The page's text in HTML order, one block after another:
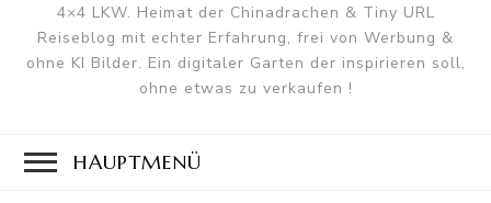
4×4 LKW. Heimat der Chinadrachen & Tiny URL
Reiseblog mit echter Erfahrung, frei von Werbung &
ohne KI Bilder. Ein digitaler Garten der inspirieren soll,
ohne etwas zu verkaufen !
HAUPTMENÜ